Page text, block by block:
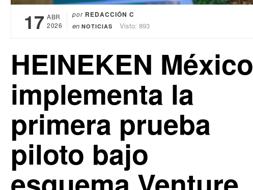
17 ABR
2026
por REDACCIÓN C
en NOTICIAS Visto: 893
HEINEKEN México
implementa la
primera prueba
piloto bajo